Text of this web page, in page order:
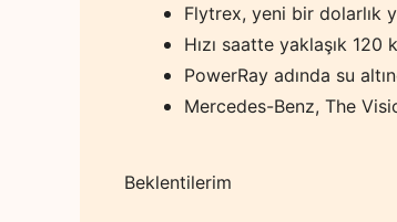
Flytrex, yeni bir dolarlık
Hızı saatte yaklaşık
PowerRay adında su
Mercedes-Benz, The
Beklentilerim